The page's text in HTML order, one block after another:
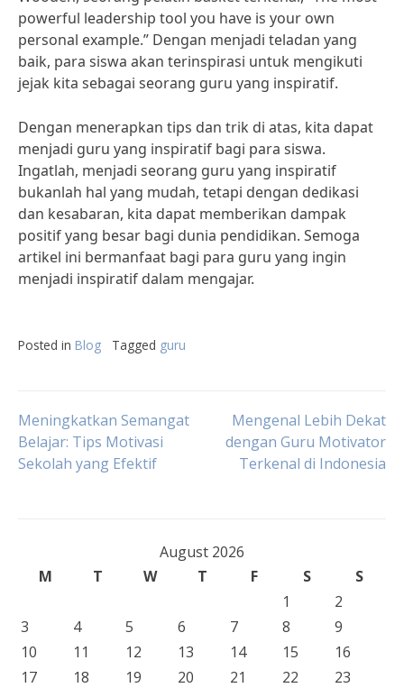
powerful leadership tool you have is your own
personal example.” Dengan menjadi teladan yang
baik, para siswa akan terinspirasi untuk mengikuti
jejak kita sebagai seorang guru yang inspiratif.
Dengan menerapkan tips dan trik di atas, kita dapat
menjadi guru yang inspiratif bagi para siswa.
Ingatlah, menjadi seorang guru yang inspiratif
bukanlah hal yang mudah, tetapi dengan dedikasi
dan kesabaran, kita dapat memberikan dampak
positif yang besar bagi dunia pendidikan. Semoga
artikel ini bermanfaat bagi para guru yang ingin
menjadi inspiratif dalam mengajar.
Posted in Blog Tagged guru
Post
navigation
Meningkatkan Semangat
Belajar: Tips Motivasi
Sekolah yang Efektif
Mengenal Lebih Dekat
dengan Guru Motivator
Terkenal di Indonesia
August 2026
M
T W T F S
S
1
2
3
4 5 6 7 8
9
10
11 12 13 14 15
16
17
18 19 20 21 22
23